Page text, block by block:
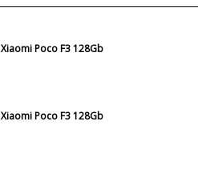
Xiaomi Poco F3 128Gb
Xiaomi Poco F3 128Gb